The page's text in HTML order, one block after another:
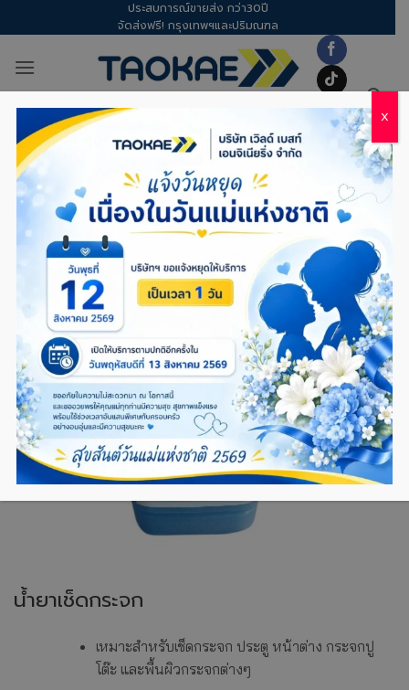
to
ประสบการณ์ขายส่ง กว่า30ปี
จัดส่งฟรี! กรุงเทพฯและปริมณฑล
อุปกรณ์ทำความสะอาด น้ำยาทำความสะอาด
น้ำยาเช็ดกระจก
เหมาะสำหรับเช็ดกระจก ประตู หน้าต่าง กระจกปู
โต๊ะ และพื้นผิวกระจกต่างๆ
X